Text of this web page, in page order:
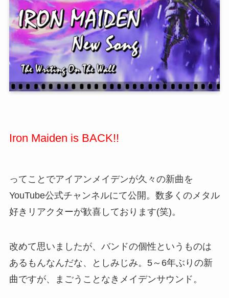
Iron Maiden is BACK!!
ってことでアイアンメイデンが久々の新曲を
YouTube公式チャンネルにて公開。数多くのメタル
好きリアクターが歓喜しております(笑)。
改めて思いましたが、バンドの個性というものは
あるもんなんだな、としみじみ。5～6年ぶりの新
曲ですが、まごうことなきメイデンサウンド。